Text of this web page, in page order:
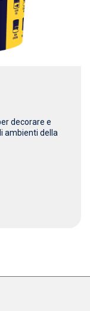
decorare e
ambienti della